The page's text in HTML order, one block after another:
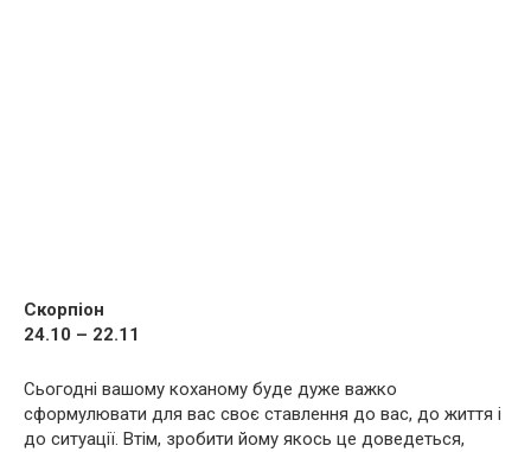
Скорпіон
24.10 – 22.11
Сьогодні вашому коханому буде дуже важко
сформулювати для вас своє ставлення до вас, до життя і
до ситуації. Втім, зробити йому якось це доведеться,